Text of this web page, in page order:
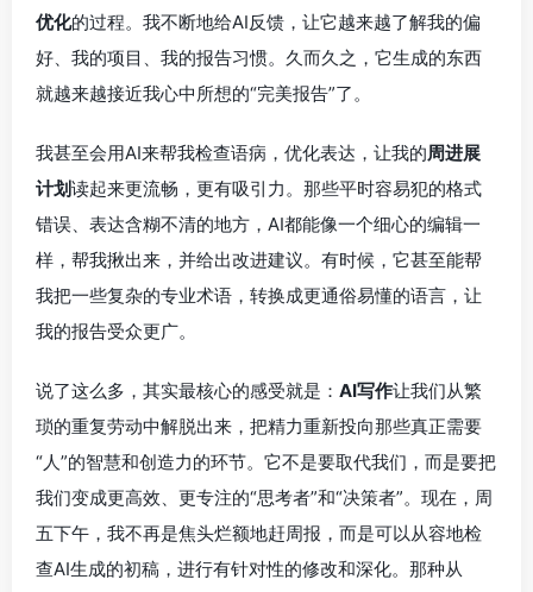
优化的过程。我不断地给AI反馈，让它越来越了解我的偏
好、我的项目、我的报告习惯。久而久之，它生成的东西
就越来越接近我心中所想的“完美报告”了。
我甚至会用AI来帮我检查语病，优化表达，让我的周进展
计划读起来更流畅，更有吸引力。那些平时容易犯的格式
错误、表达含糊不清的地方，AI都能像一个细心的编辑一
样，帮我揪出来，并给出改进建议。有时候，它甚至能帮
我把一些复杂的专业术语，转换成更通俗易懂的语言，让
我的报告受众更广。
说了这么多，其实最核心的感受就是： AI写作让我们从繁
琐的重复劳动中解脱出来，把精力重新投向那些真正需要
“人”的智慧和创造力的环节。它不是要取代我们，而是要把
我们变成更高效、更专注的“思考者”和“决策者”。现在，周
五下午，我不再是焦头烂额地赶周报，而是可以从容地检
查AI生成的初稿，进行有针对性的修改和深化。那种从